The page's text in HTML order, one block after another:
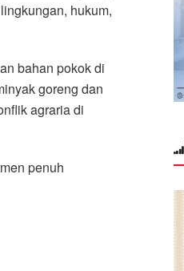
hukum,
bahan pokok di
goreng dan
agraria di
penuh